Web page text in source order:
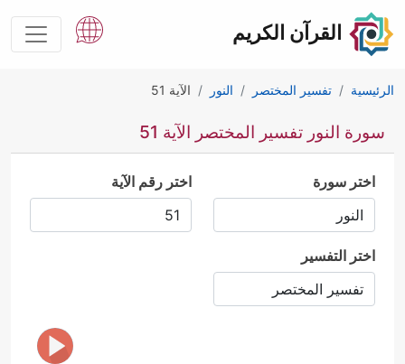
القرآن الكريم
الرئيسية تفسير المختصر النور الآية 51
سورة النور تفسير المختصر الآية 51
اختر سورة اختر رقم الآية
اختر التفسير